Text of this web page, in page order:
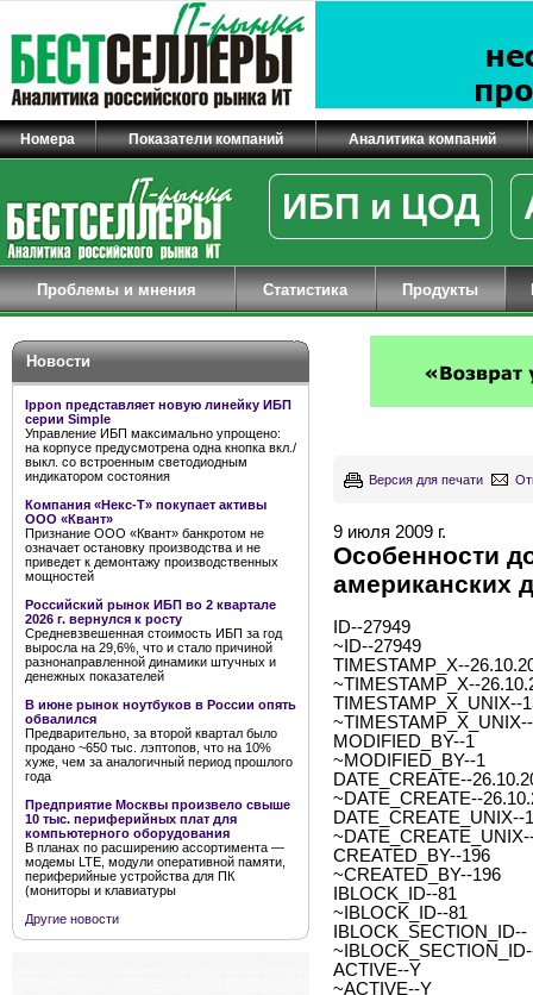
Номера Показатели компаний Аналитика компаний
ИБП и ЦОД
Проблемы и мнения Статистика Продукты
Новости
Ippon представляет новую линейку ИБП
серии Simple
Управление ИБП максимально упрощено:
на корпусе предусмотрена одна кнопка вкл./
выкл. со встроенным светодиодным
индикатором состояния
Компания «Некс-Т» покупает активы
ООО «Квант»
Признание ООО «Квант» банкротом не
означает остановку производства и не
приведет к демонтажу производственных
мощностей
Российский рынок ИБП во 2 квартале
2026 г. вернулся к росту
Средневзвешенная стоимость ИБП за год
выросла на 29,6%, что и стало причиной
разнонаправленной динамики штучных и
денежных показателей
В июне рынок ноутбуков в России опять
обвалился
Предварительно, за второй квартал было
продано ~650 тыс. лэптопов, что на 10%
хуже, чем за аналогичный период прошлого
года
Предприятие Москвы произвело свыше
10 тыс. периферийных плат для
компьютерного оборудования
В планах по расширению ассортимента —
модемы LTE, модули оперативной памяти,
периферийные устройства для ПК
(мониторы и клавиатуры
Другие новости
Версия для печати
9 июля 2009 г.
Особенности
американских
ID--27949
~ID--27949
TIMESTAMP_X--
~TIMESTAMP_X--
TIMESTAMP_X_UNIX--
MODIFIED_BY--1
~MODIFIED_BY--1
DATE_CREATE--
~DATE_CREATE--
DATE_CREATE_UNIX--
CREATED_BY--196
~CREATED_BY--196
IBLOCK_ID--81
~IBLOCK_ID--81
IBLOCK_SECTION_ID--
ACTIVE--Y
~ACTIVE--Y